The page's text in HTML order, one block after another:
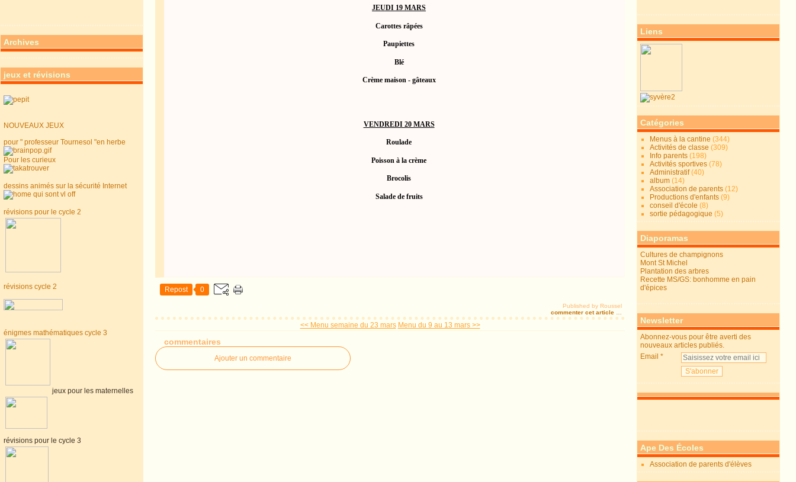
Archives
jeux et révisions
NOUVEAUX JEUX
pour " professeur Tournesol "en herbe
Pour les curieux
dessins animés sur la sécurité Internet
révisions pour le cycle 2
révisions cycle 2
énigmes mathématiques cycle 3
jeux pour les maternelles
révisions pour le cycle 3
JEUDI 19 MARS
Carottes râpées
Paupiettes
Blé
Crème maison - gâteaux
VENDREDI 20 MARS
Roulade
Poisson à la crème
Brocolis
Salade de fruits
Repost 0
Published by Roussel
commenter cet article
<< Menu semaine du 23 mars Menu du 9 au 13 mars >>
commentaires
Ajouter un commentaire
Liens
Catégories
Menus à la cantine (344)
Activités de classe (309)
Info parents (198)
Activités sportives (78)
Administratif(40)
album (14)
Association de parents (12)
Productions d'enfants (9)
conseil d'école (8)
sortie pédagogique (5)
Diaporamas
Cultures de champignons
Mont St Michel
Plantation des arbres
Recette MS/GS: bonhomme en pain
d'épices
Newsletter
Abonnez-vous pour être averti des
nouveaux articles publiés.
Email
Ape Des Écoles
Association de parents d'élèves